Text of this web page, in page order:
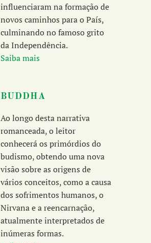
influenciaram na formação de
novos caminhos para o País,
culminando no famoso grito
da Independência.
Saiba mais
BUDDHA
Ao longo desta narrativa
romanceada, o leitor
conhecerá os primórdios do
budismo, obtendo uma nova
visão sobre as origens de
vários conceitos, como a causa
dos sofrimentos humanos, o
Nirvana e a reencarnação,
atualmente interpretados de
inúmeras formas.